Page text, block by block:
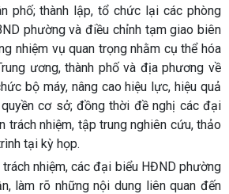
phố; thành lập, tổ chức lại các phòng
phường và điều chỉnh tạm giao biên
nhiệm vụ quan trọng nhằm cụ thể hóa
ương, thành phố và địa phương về
bộ máy, nâng cao hiệu lực, hiệu quả
cơ sở; đồng thời đề nghị các đại
trách nhiệm, tập trung nghiên cứu, thảo
tại kỳ họp.
nhiệm, các đại biểu HĐND phường
làm rõ những nội dung liên quan đến